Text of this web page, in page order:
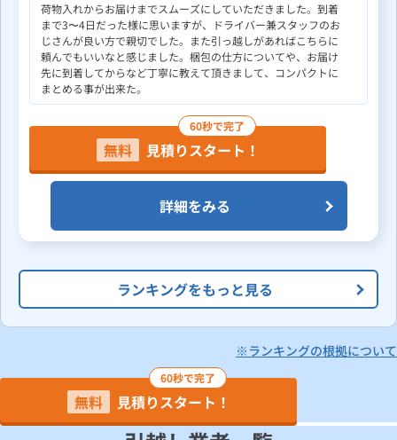
荷物入れからお届けまでスムーズにしていただきました。到着
まで3〜4日だった様に思いますが、ドライバー兼スタッフのお
じさんが良い方で親切でした。また引っ越しがあればこちらに
頼んでもいいなと感じました。梱包の仕方についてや、お届け
先に到着してからなど丁寧に教えて頂きまして、コンパクトに
まとめる事が出来た。
60秒で完了
無料 見積りスタート！
詳細をみる
ランキングをもっと見る
※ランキングの根拠について
60秒で完了
無料 見積りスタート！